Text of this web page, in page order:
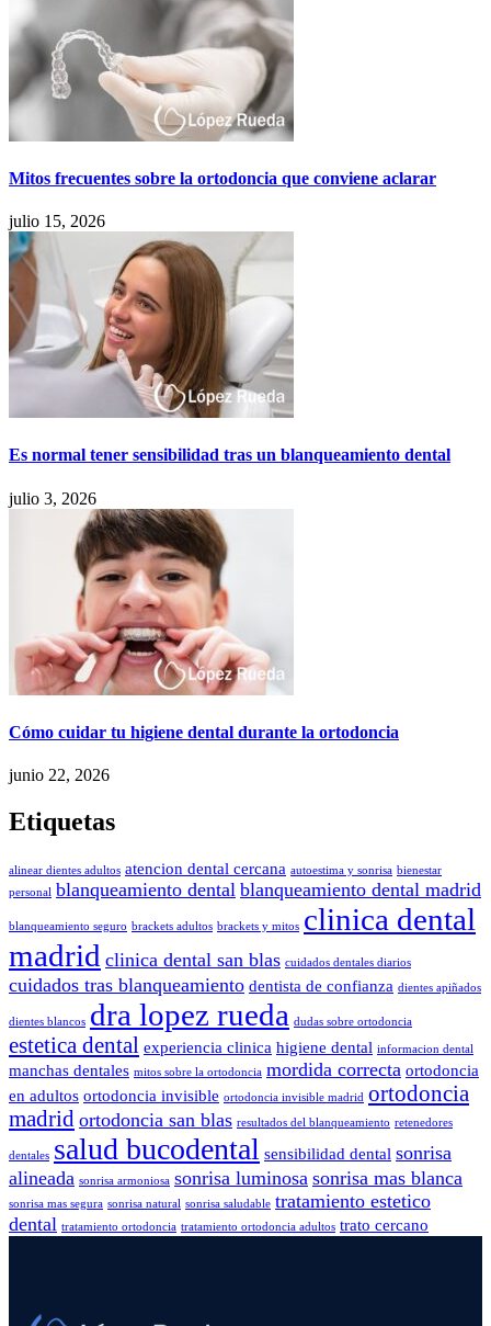
Mitos frecuentes sobre la ortodoncia que conviene aclarar
julio 15, 2026
Es normal tener sensibilidad tras un blanqueamiento dental
julio 3, 2026
Cómo cuidar tu higiene dental durante la ortodoncia
junio 22, 2026
Etiquetas
alinear dientes adultos atencion dental cercana autoestima y sonrisa bienestar
personal blanqueamiento dental blanqueamiento dental madrid
blanqueamiento seguro brackets adultos brackets y mitos clinica dental
madrid clinica dental san blas cuidados dentales diarios
cuidados tras blanqueamiento dentista de confianza dientes apiñados
dientes blancos dra lopez rueda dudas sobre ortodoncia
estetica dental experiencia clinica higiene dental informacion dental
manchas dentales mitos sobre la ortodoncia mordida correcta ortodoncia
en adultos ortodoncia invisible ortodoncia invisible madrid ortodoncia
madrid ortodoncia san blas resultados del blanqueamiento retenedores
dentales salud bucodental sensibilidad dental sonrisa
alineada sonrisa armoniosa sonrisa luminosa sonrisa mas blanca
sonrisa mas segura sonrisa natural sonrisa saludable tratamiento estetico
dental tratamiento ortodoncia tratamiento ortodoncia adultos trato cercano